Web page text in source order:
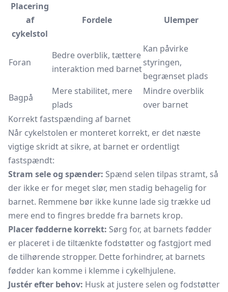
Placering
af
cykelstol
Fordele Ulemper
Foran
Bedre overblik, tættere
interaktion med barnet
Kan påvirke
styringen,
begrænset plads
Bagpå
Mere stabilitet, mere
plads
Mindre overblik
over barnet
Korrekt fastspænding af barnet
Når cykelstolen er monteret korrekt, er det næste
vigtige skridt at sikre, at barnet er ordentligt
fastspændt:
Stram sele og spænder: Spænd selen tilpas stramt, så
der ikke er for meget slør, men stadig behagelig for
barnet. Remmene bør ikke kunne lade sig trække ud
mere end to fingres bredde fra barnets krop.
Placer fødderne korrekt: Sørg for, at barnets fødder
er placeret i de tiltænkte fodstøtter og fastgjort med
de tilhørende stropper. Dette forhindrer, at barnets
fødder kan komme i klemme i cykelhjulene.
Justér efter behov: Husk at justere selen og fodstøtter